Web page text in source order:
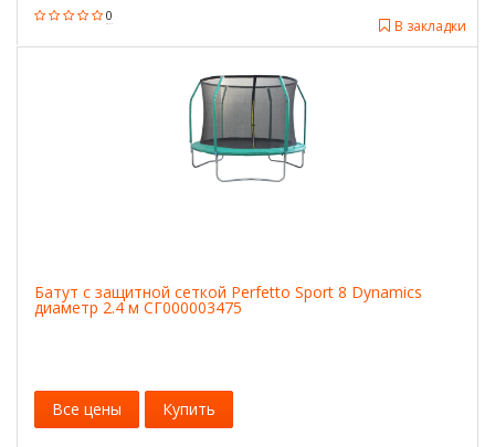
0
В закладки
Батут с защитной сеткой Perfetto Sport 8 Dynamics
диаметр 2.4 м СГ000003475
Все цены Купить